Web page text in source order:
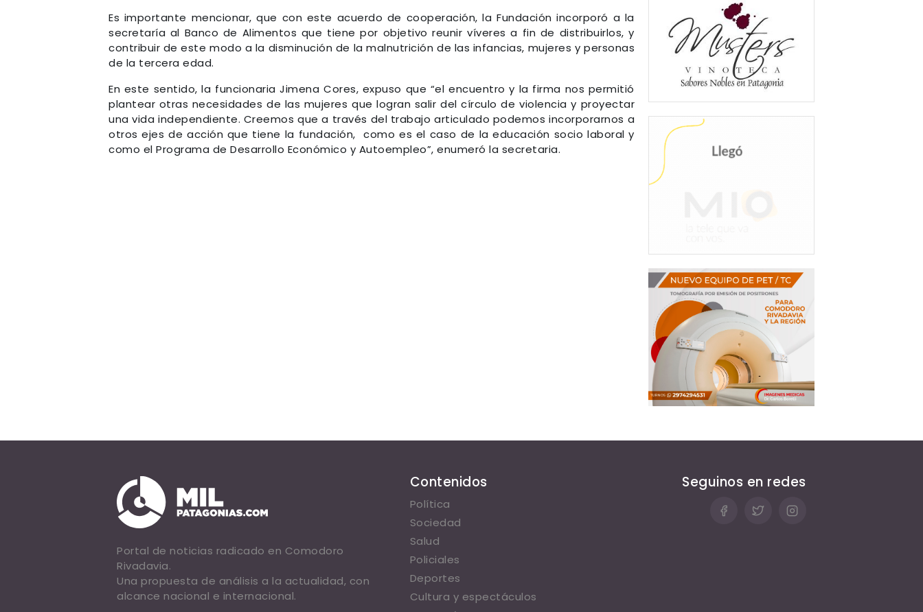
Es importante mencionar, que con este acuerdo de cooperación, la Fundación incorporó a la
secretaría al Banco de Alimentos que tiene por objetivo reunir víveres a fin de distribuirlos, y
contribuir de este modo a la disminución de la malnutrición de las infancias, mujeres y personas
de la tercera edad.
En este sentido, la funcionaria Jimena Cores, expuso que “el encuentro y la firma nos permitió
plantear otras necesidades de las mujeres que logran salir del círculo de violencia y proyectar
una vida independiente. Creemos que a través del trabajo articulado podemos incorporarnos a
otros ejes de acción que tiene la fundación, como es el caso de la educación socio laboral y
como el Programa de Desarrollo Económico y Autoempleo”, enumeró la secretaria.
Portal de noticias radicado en Comodoro
Rivadavia.
Una propuesta de análisis a la actualidad, con
alcance nacional e internacional.
Contenidos
Política
Sociedad
Salud
Policiales
Deportes
Cultura y espectáculos
Seguinos en redes